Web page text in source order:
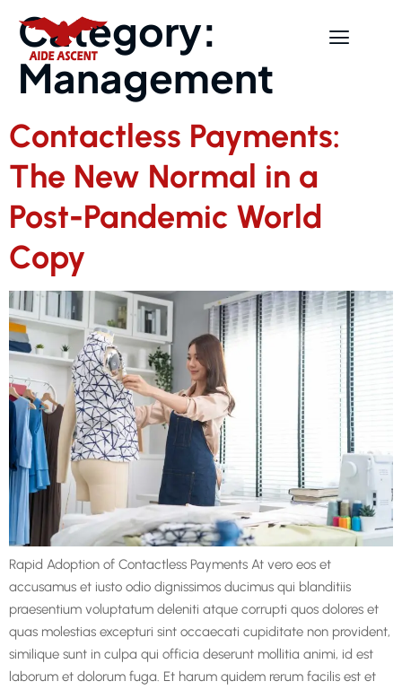
Category:
Management
Contactless Payments:
The New Normal in a
Post-Pandemic World
Copy
Rapid Adoption of Contactless Payments At vero eos et
accusamus et iusto odio dignissimos ducimus qui blanditiis
praesentium voluptatum deleniti atque corrupti quos dolores et
quas molestias excepturi sint occaecati cupiditate non provident,
similique sunt in culpa qui officia deserunt mollitia animi, id est
laborum et dolorum fuga. Et harum quidem rerum facilis est et